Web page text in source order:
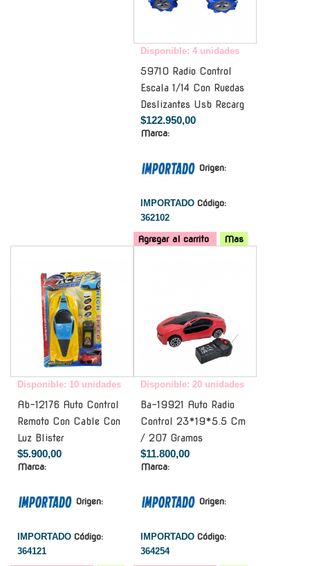
Disponible: 4 unidades
59710 Radio Control
Escala 1/14 Con Ruedas
Deslizantes Usb Recarg
$122.950,00
Marca:
Origen:
IMPORTADO Código:
362102
Agregar al carrito
Mas
Disponible: 10 unidades
Ab-12176 Auto Control
Remoto Con Cable Con
Luz Blister
$5.900,00
Marca:
Origen:
IMPORTADO Código:
364121
Disponible: 20 unidades
Ba-19921 Auto Radio
Control 23*19*5.5 Cm
/ 207 Gramos
$11.800,00
Marca:
Origen:
IMPORTADO Código:
364254